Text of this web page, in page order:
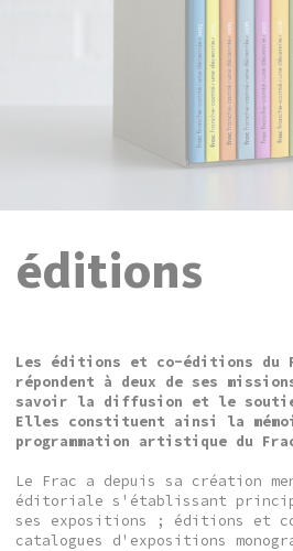
éditions
Les éditions et co-éditions du
répondent à deux de ses
savoir la diffusion et le
Elles constituent ainsi la
programmation artistique du
Le Frac a depuis sa création
éditoriale s'établissant
ses expositions ; éditions et
catalogues d'expositions